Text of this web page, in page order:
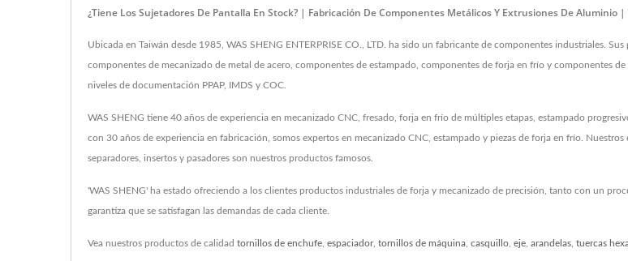
¿Tiene Los Sujetadores De Pantalla En Stock? | Fabricación De Componentes Metálicos Y Extrusiones De Aluminio |
Ubicada en Taiwán desde 1985, WAS SHENG ENTERPRISE CO., LTD. ha sido un fabricante de componentes industriales.
componentes de mecanizado de metal de acero, componentes de estampado, componentes de forja en frío y componentes
niveles de documentación PPAP, IMDS y COC.
WAS SHENG tiene 40 años de experiencia en mecanizado CNC, fresado, forja en frío de múltiples etapas, estampado
con 30 años de experiencia en fabricación, somos expertos en mecanizado CNC, estampado y piezas de forja en frío.
separadores, insertos y pasadores son nuestros productos famosos.
'WAS SHENG' ha estado ofreciendo a los clientes productos industriales de forja y mecanizado de precisión, tanto con un
garantiza que se satisfagan las demandas de cada cliente.
Vea nuestros productos de calidad tornillos de enchufe espaciador, tornillos de máquina casquillo eje arandelas tuercas